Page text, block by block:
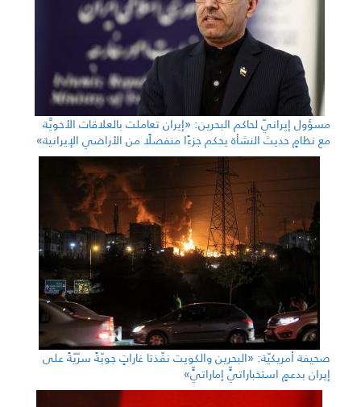
مسؤول إيرانيّ لحاكم البحرين: «إيران تعاملت بالعلاقات الأخويَّة
مع نظامٍ حديث النشأة يحكم جزءًا منفصلًا من الأراضي الإيرانية»
صحيفة أمريكيّة: «البحرين والكويت نفّذتا غاراتٍ جويّةً سرّيّةً على
إيران بدعمٍ استخباراتيٍّ إماراتيٍّ»